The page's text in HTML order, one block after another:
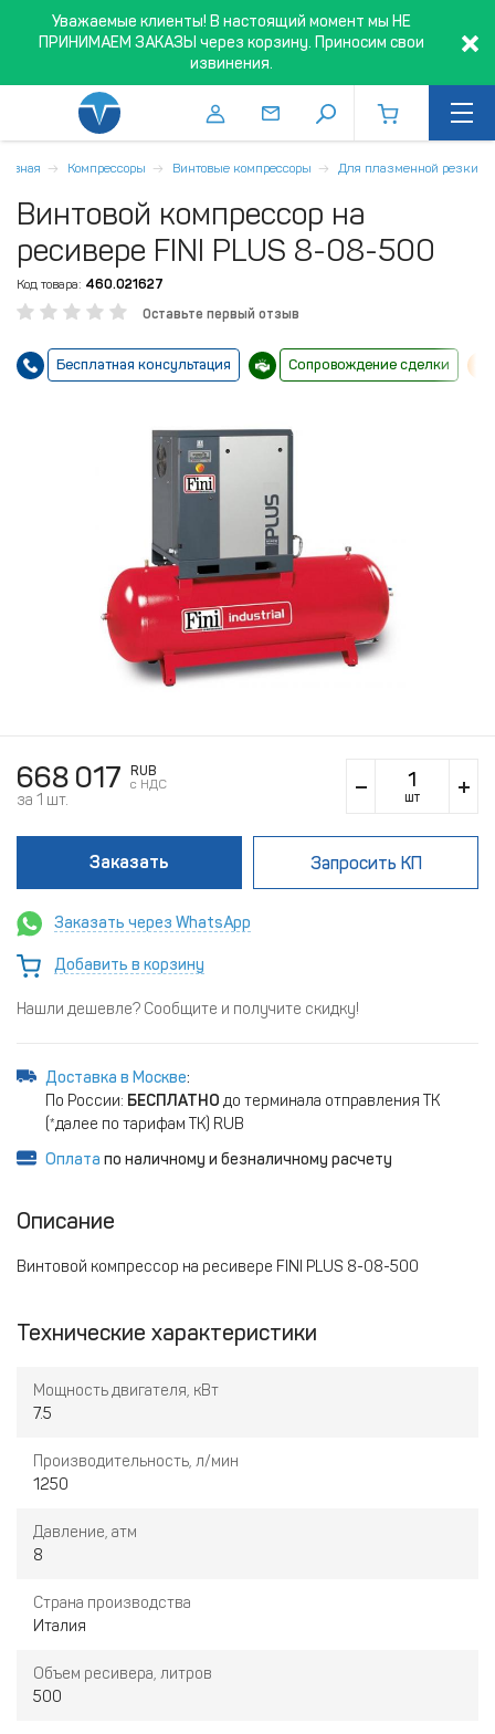
Уважаемые клиенты! В настоящий момент мы НЕ
ПРИНИМАЕМ ЗАКАЗЫ через корзину. Приносим свои
извинения.
Компрессоры Винтовые компрессоры Для плазменной резки
Винтовой компрессор на
ресивере FINI PLUS 8-08-500
Код товара: 460.021627
Оставьте первый отзыв
Бесплатная консультация Сопровождение сделки
668 017
RUB
c НДС
за 1 шт. шт
Заказать Запросить КП
Заказать через WhatsApp
Добавить в корзину
Нашли дешевле? Сообщите и получите скидку!
Доставка в Москве:
По России: БЕСПЛАТНО до терминала отправления ТК
(*далее по тарифам ТК) RUB
Оплата по наличному и безналичному расчету
Описание
Винтовой компрессор на ресивере FINI PLUS 8-08-500
Технические характеристики
Мощность двигателя, кВт
7.5
Производительность, л/мин
1250
Давление, атм
8
Страна производства
Италия
Объем ресивера, литров
500